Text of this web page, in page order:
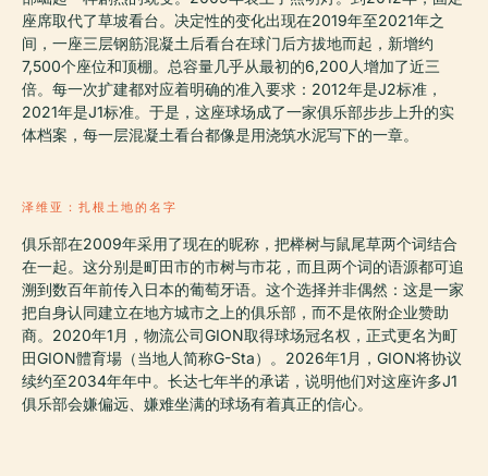
座席取代了草坡看台。决定性的变化出现在2019年至2021年之
间，一座三层钢筋混凝土后看台在球门后方拔地而起，新增约
7,500个座位和顶棚。总容量几乎从最初的6,200人增加了近三
倍。每一次扩建都对应着明确的准入要求：2012年是J2标准，
2021年是J1标准。于是，这座球场成了一家俱乐部步步上升的实
体档案，每一层混凝土看台都像是用浇筑水泥写下的一章。
泽维亚：扎根土地的名字
俱乐部在2009年采用了现在的昵称，把榉树与鼠尾草两个词结合
在一起。这分别是町田市的市树与市花，而且两个词的语源都可追
溯到数百年前传入日本的葡萄牙语。这个选择并非偶然：这是一家
把自身认同建立在地方城市之上的俱乐部，而不是依附企业赞助
商。2020年1月，物流公司GION取得球场冠名权，正式更名为町
田GION體育場（当地人简称G-Sta）。2026年1月，GION将协议
续约至2034年年中。长达七年半的承诺，说明他们对这座许多J1
俱乐部会嫌偏远、嫌难坐满的球场有着真正的信心。